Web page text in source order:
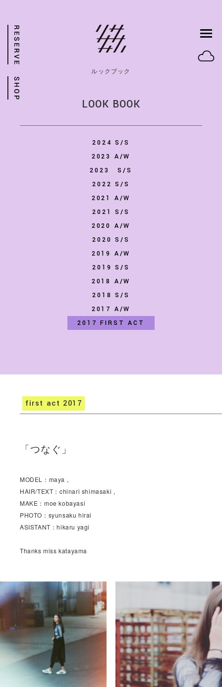
ルックブック
LOOK BOOK
2024 S/S
2023 A/W
2023 S/S
2022 S/S
2021 A/W
2021 S/S
2020 A/W
2020 S/S
2019 A/W
2019 S/S
2018 A/W
2018 S/S
2017 A/W
2017 FIRST ACT
first act 2017
「つなぐ」
MODEL：maya ,
HAIR/TEXT：chinari shimasaki ,
MAKE：moe kobayasi
PHOTO：syunsaku hirai
ASISTANT：hikaru yagi
Thanks miss katayama